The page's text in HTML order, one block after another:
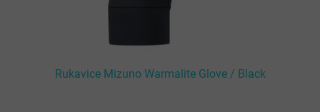
Rukavice Mizuno Warmalite Glove / Black